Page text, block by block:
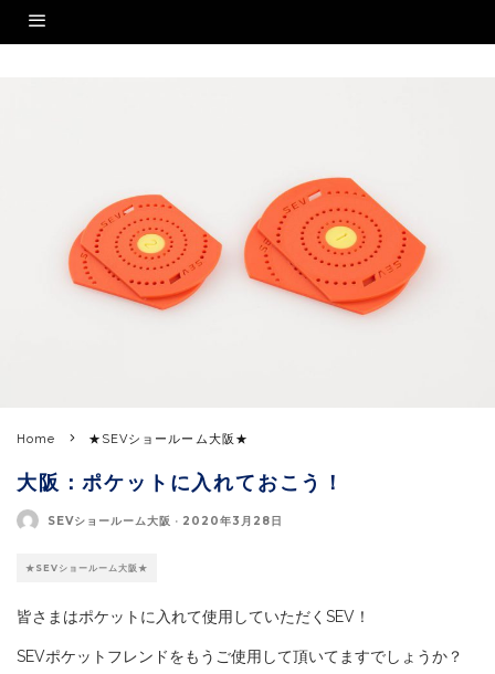
Home ★SEVショールーム大阪★
大阪：ポケットに入れておこう！
SEVショールーム大阪 · 2020年3月28日
★SEVショールーム大阪★
皆さまはポケットに入れて使用していただくSEV！
SEVポケットフレンドをもうご使用して頂いてますでしょうか？